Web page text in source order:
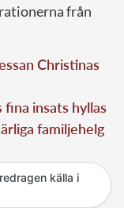
från
Christinas
insats hyllas
familjehelg
källa i